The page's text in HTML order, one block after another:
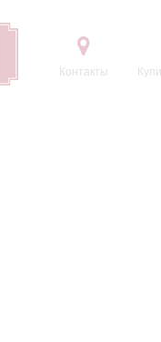
Контакты